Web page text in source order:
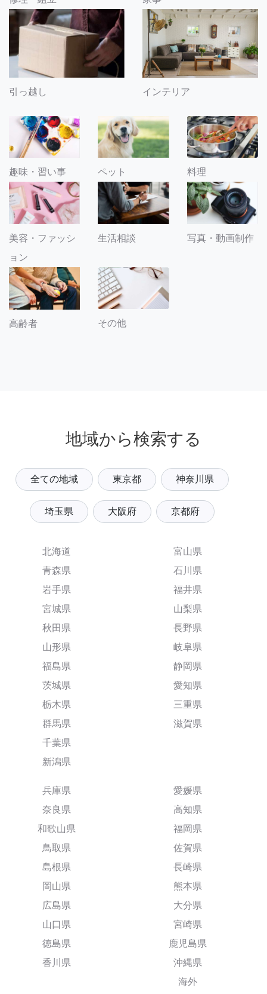
引っ越し インテリア
趣味・習い事 ペット 料理
美容・ファッシ
ョン
生活相談 写真・動画制作
高齢者 その他
地域から検索する
全ての地域 東京都 神奈川県
埼玉県 大阪府 京都府
北海道
青森県
岩手県
宮城県
秋田県
山形県
福島県
茨城県
栃木県
群馬県
千葉県
新潟県
富山県
石川県
福井県
山梨県
長野県
岐阜県
静岡県
愛知県
三重県
滋賀県
兵庫県
奈良県
和歌山県
鳥取県
島根県
岡山県
広島県
山口県
徳島県
香川県
愛媛県
高知県
福岡県
佐賀県
長崎県
熊本県
大分県
宮崎県
鹿児島県
沖縄県
海外